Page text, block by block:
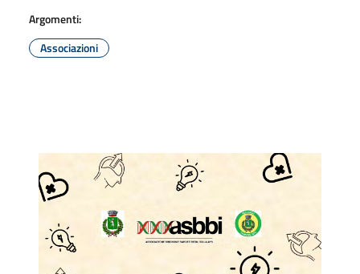
Argomenti:
Associazioni